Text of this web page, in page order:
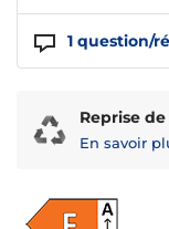
1 question/
Reprise
En savoir